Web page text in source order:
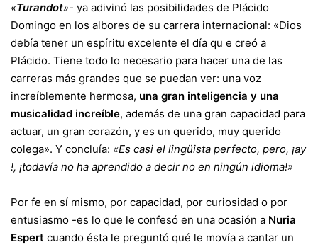
«Turandot»- ya adivinó las posibilidades de Plácido
Domingo en los albores de su carrera internacional: «Dios
debía tener un espíritu excelente el día qu e creó a
Plácido. Tiene todo lo necesario para hacer una de las
carreras más grandes que se puedan ver: una voz
increíblemente hermosa, una gran inteligencia y una
musicalidad increíble, además de una gran capacidad para
actuar, un gran corazón, y es un querido, muy querido
colega». Y concluía: «Es casi el lingüista perfecto, pero, ¡ay
!, ¡todavía no ha aprendido a decir no en ningún idioma!»
Por fe en sí mismo, por capacidad, por curiosidad o por
entusiasmo -es lo que le confesó en una ocasión a Nuria
Espert cuando ésta le preguntó qué le movía a cantar un